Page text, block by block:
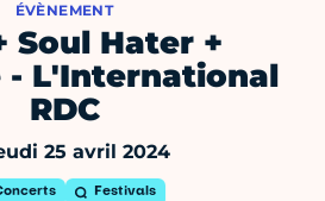
ÉVÈNEMENT
Soul Hater +
- L'International
RDC
25 avril 2024
Festivals